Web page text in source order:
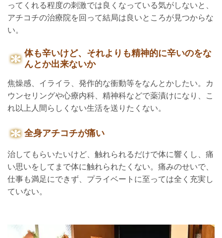
ってくれる程度の刺激では良くなっている気がしないと、
アチコチの治療院を回って結局は良いところが見つからな
い。
体も辛いけど、それよりも精神的に辛いのをな
んとか出来ないか
焦燥感、イライラ、発作的な衝動等をなんとかしたい。カ
ウンセリングや心療内科、精神科などで薬漬けになり、こ
れ以上人間らしくない生活を送りたくない。
全身アチコチが痛い
治してもらいたいけど、触れられるだけで体に響くし、痛
い思いをしてまで体に触れられたくない。痛みのせいで、
仕事も満足にできず、プライベートに至っては全く充実し
ていない。